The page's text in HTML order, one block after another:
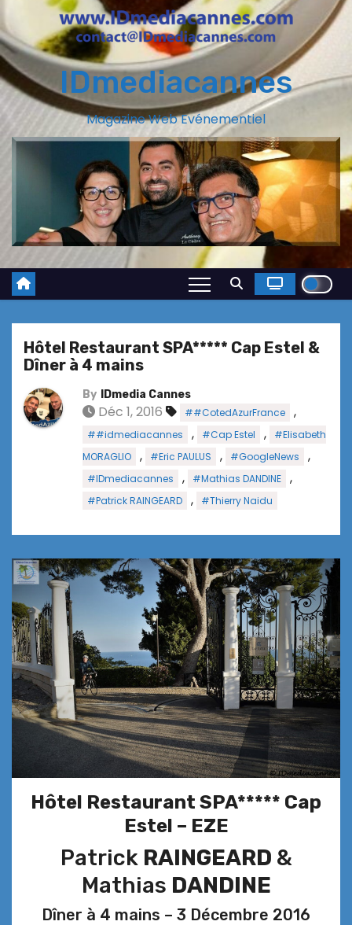
IDmediacannes
Magazine Web Evénementiel
Hôtel Restaurant SPA***** Cap Estel &
Dîner à 4 mains
By IDmedia Cannes
Déc 1, 2016 ##CotedAzurFrance ,
##idmediacannes , #Cap Estel ,
#Elisabeth
MORAGLIO
, #Eric PAULUS , #GoogleNews ,
#IDmediacannes , #Mathias DANDINE ,
#Patrick RAINGEARD , #Thierry Naidu
Hôtel Restaurant SPA***** Cap
Estel – EZE
Patrick RAINGEARD &
Mathias DANDINE
Dîner à 4 mains – 3 Décembre 2016